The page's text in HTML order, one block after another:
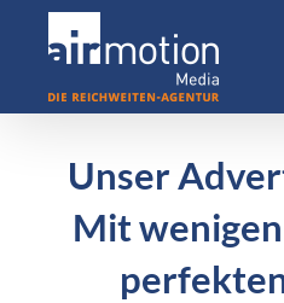
Unser
Mit